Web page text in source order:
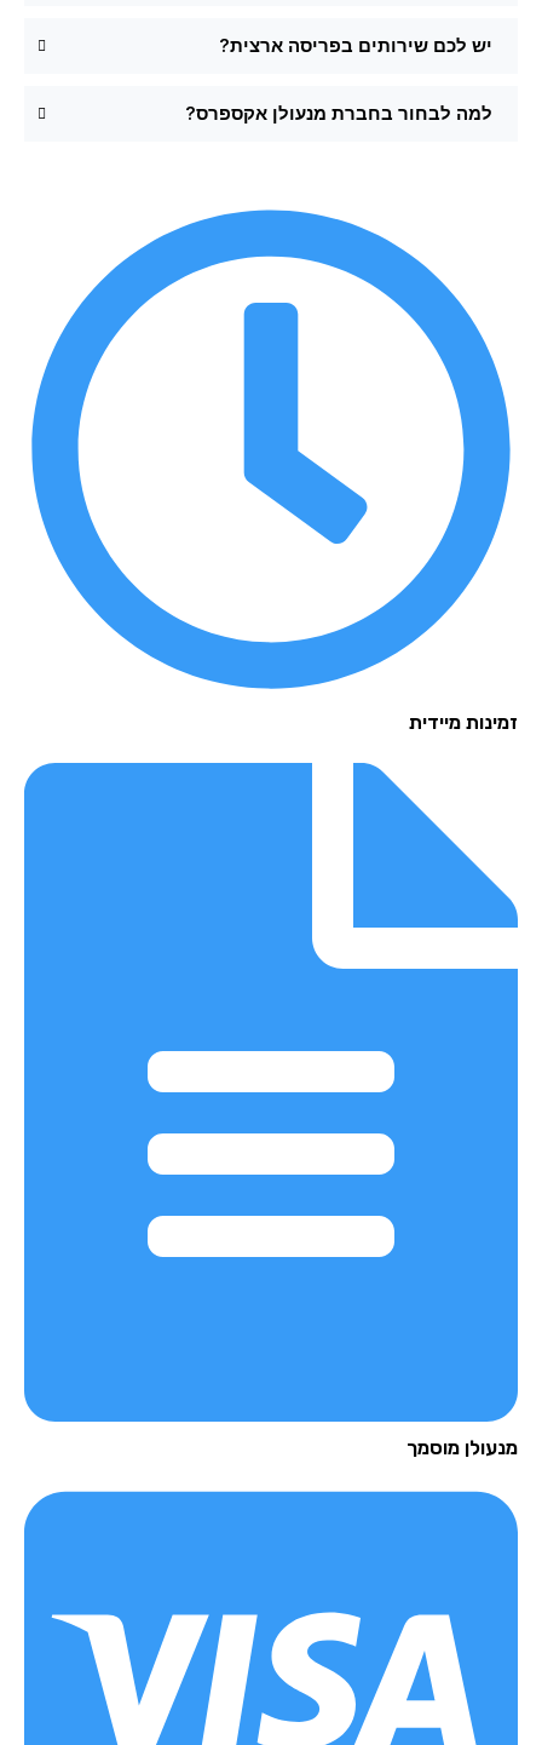
יש לכם שירותים בפריסה ארצית?
למה לבחור בחברת מנעולן אקספרס?
מיידית
מוסמך